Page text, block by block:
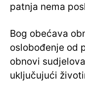
patnja nema
Bog obećava
oslobođenje od
obnovi
uključujući